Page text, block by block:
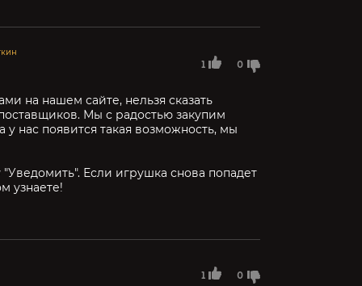
1 0
на нашем сайте, нельзя сказать
Мы с радостью закупим
у нас появится такая возможность, мы
Если игрушка снова попадет
узнаете!
1 0